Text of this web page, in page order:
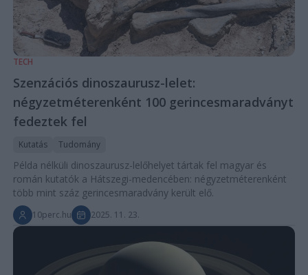
TECH
Szenzációs dinoszaurusz-lelet:
négyzetméterenként 100 gerincesmaradványt
fedeztek fel
Kutatás Tudomány
Példa nélküli dinoszaurusz-lelőhelyet tártak fel magyar és
román kutatók a Hátszegi-medencében: négyzetméterenként
több mint száz gerincesmaradvány került elő.
10perc.hu 2025. 11. 23.